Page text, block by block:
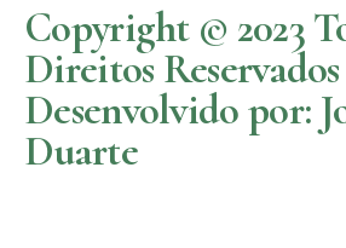
Copyright © 2023
Direitos Reservados |
Desenvolvido por:
Duarte